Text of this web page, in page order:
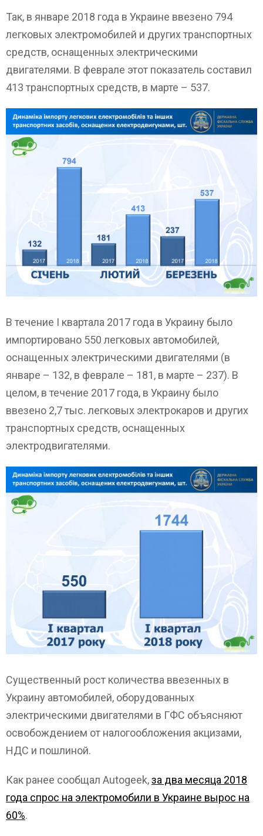
Так, в январе 2018 года в Украине ввезено 794
легковых электромобилей и других транспортных
средств, оснащенных электрическими
двигателями. В феврале этот показатель составил
413 транспортных средств, в марте – 537.
В течение I квартала 2017 года в Украину было
импортировано 550 легковых автомобилей,
оснащенных электрическими двигателями (в
январе – 132, в феврале – 181, в марте – 237). В
целом, в течение 2017 года, в Украину было
ввезено 2,7 тыс. легковых электрокаров и других
транспортных средств, оснащенных
электродвигателями.
Существенный рост количества ввезенных в
Украину автомобилей, оборудованных
электрическими двигателями в ГФС объясняют
освобождением от налогообложения акцизами,
НДС и пошлиной.
Как ранее сообщал Autogeek,за два месяца 2018
года спрос на электромобили в Украине вырос на
60%.